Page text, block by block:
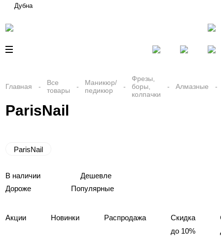
Дубна
Главная
Все
товары
Маникюр/
педикюр
Фрезы,
боры,
колпачки
Алмазные
ParisNail
ParisNail
В наличии
Дешевле
Дороже
Популярные
Акции Новинки Распродажа
Скидка
до 10%